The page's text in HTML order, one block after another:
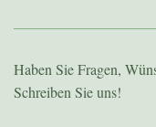
Haben Sie Fragen,
Schreiben Sie uns!